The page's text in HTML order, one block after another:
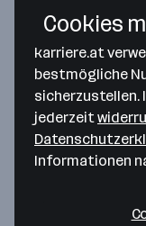
Durch unsere
einige Vorteile.
Cookies
karriere.at
bestmögliche
sicherzustellen.
jederzeit
Informationen